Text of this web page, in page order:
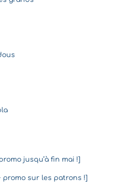
jusqu’à fin mai !]
promo sur les patrons !]